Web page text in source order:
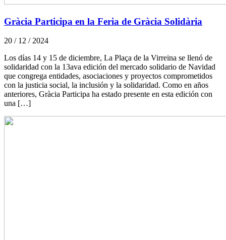
Gràcia Participa en la Feria de Gràcia Solidària
20 / 12 / 2024
Los días 14 y 15 de diciembre, La Plaça de la Virreina se llenó de
solidaridad con la 13ava edición del mercado solidario de Navidad
que congrega entidades, asociaciones y proyectos comprometidos
con la justicia social, la inclusión y la solidaridad. Como en años
anteriores, Gràcia Participa ha estado presente en esta edición con
una […]